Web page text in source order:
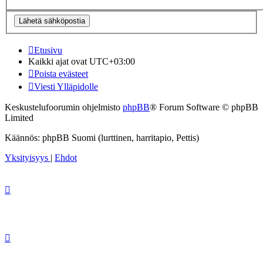
Etusivu
Kaikki ajat ovatUTC+03:00
Poista evästeet
Viesti Ylläpidolle
Keskustelufoorumin ohjelmisto phpBB® Forum Software © phpBB
Limited
Käännös: phpBB Suomi (lurttinen, harritapio, Pettis)
Yksityisyys
Ehdot